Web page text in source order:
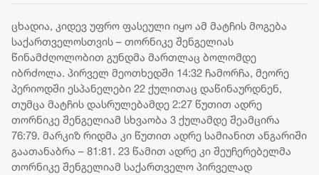
არასრულწლოვნის
ცხედარი
შემდეგ ყველაზე
რთულია, ახლა
ზეწოლა
მიმართულია
იმისკენ, რომ
ხალხს
პროტესტისკენ
უბიძგონ
ცხადია, კიდევ უფრო ფასეული იყო ამ მატჩის მოგება
საქართველოსთვის – თორნიკე შენგელიას
წინამძღოლობით გუნდმა მართლაც ბოლომდე
იბრძოლა. პირველ მეოთხედში 14:32 ჩამორჩა, მეორე
პერიოდში ესპანელები 22 ქულითაც დაწინაურდნენ,
თუმცა მატჩის დასრულებამდე 2:27 წუთით ადრე
თორნიკე შენგელიამ სხვაობა 3 ქულამდე შეამცირა
76:79. მარკიზ რიდმა კი წუთით ადრე სამიანით ანგარიში
გაათანაბრა – 81:81. 23 წამით ადრე კი შეუჩერებელმა
თორნიკე შენგელიამ საქართველო პირველად